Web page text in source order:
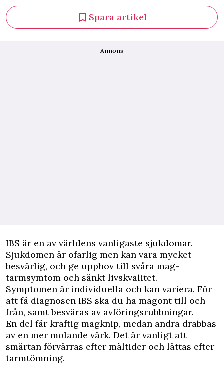
Spara artikel
Annons
IBS är en av världens vanligaste sjukdomar.
Sjukdomen är ofarlig men kan vara mycket
besvärlig, och ge upphov till svåra mag-
tarmsymtom och sänkt livskvalitet.
Symptomen är individuella och kan variera. För
att få diagnosen IBS ska du ha magont till och
från, samt besväras av avföringsrubbningar.
En del får kraftig magknip, medan andra drabbas
av en mer molande värk. Det är vanligt att
smärtan förvärras efter måltider och lättas efter
tarmtömning.